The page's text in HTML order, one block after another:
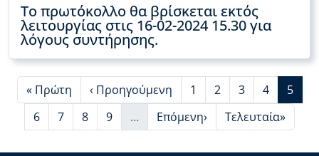
Το πρωτόκολλο θα βρίσκεται εκτός
λειτουργίας στις 16-02-2024 15.30 για
λόγους συντήρησης.
First page
« Πρώτη Προηγούμενη σελίδα
‹ Προηγούμενη Page
1 Page
2 Page
3 Page
4
5
Page
6 Page
7 Page
8 Page
9
…
Next page
Επόμενη› Last page
Τελευταία»